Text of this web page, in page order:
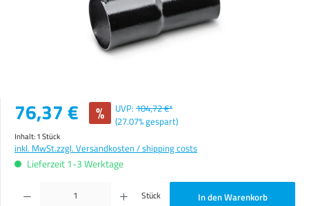
Verkaufspreis:
76,37 € % UVP: 104,72 €*
(27.07% gespart)
Inhalt:1 Stück
inkl. MwSt.zzgl. Versandkosten / shipping costs
Lieferzeit 1-3 Werktage
Produkt Anzahl: Gib den gewünschten Wert ein oder benutze die Schaltflächen um die Anzahl zu
Stück In den Warenkorb